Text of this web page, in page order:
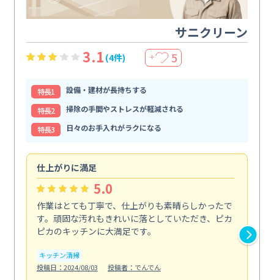
サニクリーン
3.1 (4件) ＋ 5
特⻑1
設備・建材が長持ちする
特⻑2
掃除の手間やストレスが軽減される
特⻑3
日々のお手入れがラクになる
仕上がりに満足
5.0
作業はとても丁寧で、仕上がりも素晴らしかったで
す。頑固な汚れもきれいに落としていただき、ピカ
ピカのキッチンに大満足です。
キッチン清掃
投稿日：2024/08/03
投稿者：でんでん